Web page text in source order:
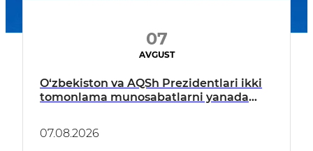
07
AVGUST
O‘zbekiston va AQSh Prezidentlari ikki
tomonlama munosabatlarni yanada
07.08.2026